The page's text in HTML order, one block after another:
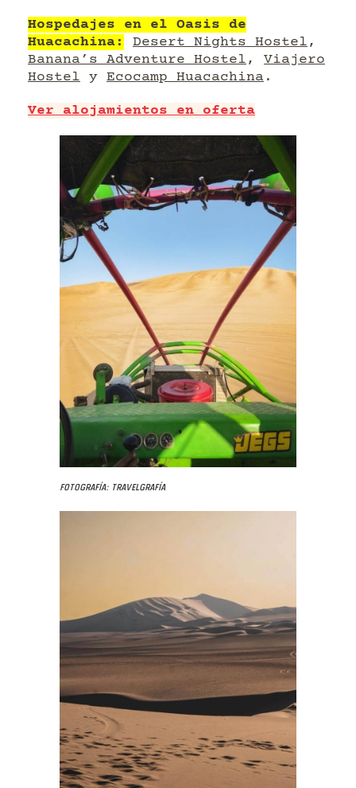
Hospedajes en el Oasis de
Huacachina:
Desert Nights Hostel ,
Banana’s Adventure Hostel , Viajero
Hostel y Ecocamp Huacachina .
Ver alojamientos en oferta
Fotografía: Travelgrafía